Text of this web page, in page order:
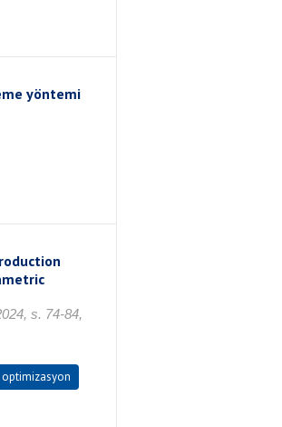
yöntemi
s. 74-84,
optimizasyon